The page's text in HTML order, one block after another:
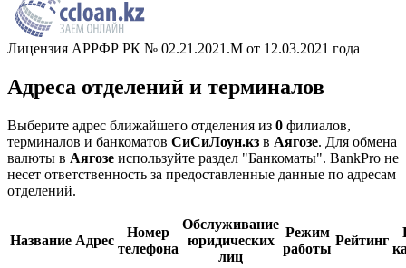
Лицензия АРРФР РК № 02.21.2021.M от 12.03.2021 года
Адреса отделений и терминалов
Выберите адрес ближайшего отделения из 0 филиалов,
терминалов и банкоматов СиСиЛоун.кз в Аягозе. Для обмена
валюты в Аягозе используйте раздел "Банкоматы". BankPro не
несет ответственность за предоставленные данные по адресам
отделений.
Название Адрес
Номер
телефона
Обслуживание
юридических
лиц
Режим
работы
Рейтинг